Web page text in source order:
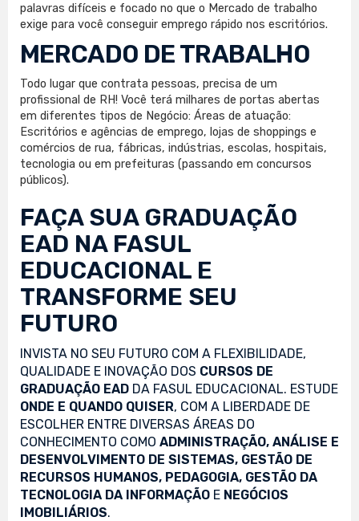
palavras difíceis e focado no que o Mercado de trabalho
exige para você conseguir emprego rápido nos escritórios.
MERCADO DE TRABALHO
Todo lugar que contrata pessoas, precisa de um
profissional de RH! Você terá milhares de portas abertas
em diferentes tipos de Negócio: Áreas de atuação:
Escritórios e agências de emprego, lojas de shoppings e
comércios de rua, fábricas, indústrias, escolas, hospitais,
tecnologia ou em prefeituras (passando em concursos
públicos).
FAÇA SUA GRADUAÇÃO
EAD NA FASUL
EDUCACIONAL E
TRANSFORME SEU
FUTURO
INVISTA NO SEU FUTURO COM A FLEXIBILIDADE,
QUALIDADE E INOVAÇÃO DOS CURSOS DE
GRADUAÇÃO EAD DA FASUL EDUCACIONAL. ESTUDE
ONDE E QUANDO QUISER, COM A LIBERDADE DE
ESCOLHER ENTRE DIVERSAS ÁREAS DO
CONHECIMENTO COMO ADMINISTRAÇÃO, ANÁLISE E
DESENVOLVIMENTO DE SISTEMAS, GESTÃO DE
RECURSOS HUMANOS, PEDAGOGIA, GESTÃO DA
TECNOLOGIA DA INFORMAÇÃO E NEGÓCIOS
IMOBILIÁRIOS.